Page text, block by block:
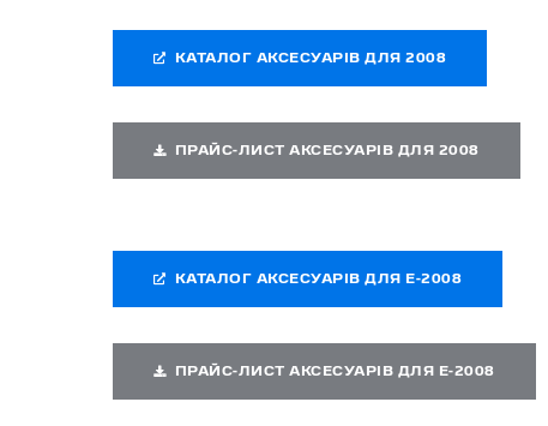
КАТАЛОГ АКСЕСУАРІВ ДЛЯ 2008
ПРАЙС-ЛИСТ АКСЕСУАРІВ ДЛЯ 2008
КАТАЛОГ АКСЕСУАРІВ ДЛЯ E-2008
ПРАЙС-ЛИСТ АКСЕСУАРІВ ДЛЯ E-2008